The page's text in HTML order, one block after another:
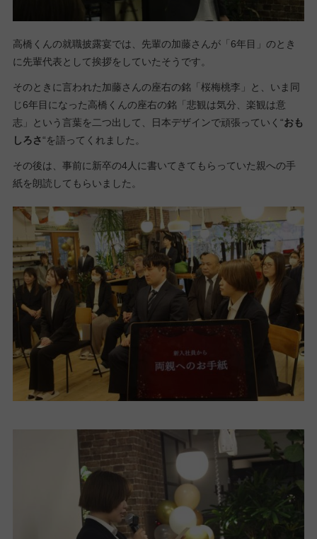
高橋くんの就職披露宴では、先輩の加藤さんが「6年目」のとき
に先輩代表として挨拶をしていたそうです。
そのときに言われた加藤さんの座右の銘「桜梅桃李」と、いま同
じ6年目になった高橋くんの座右の銘「悲観は気分、楽観は意
志」という言葉を二つ出して、日本デザインで頑張っていく“おも
しろさ“を語ってくれました。
その後は、事前に新卒の4人に書いてきてもらっていた親への手
紙を朗読してもらいました。